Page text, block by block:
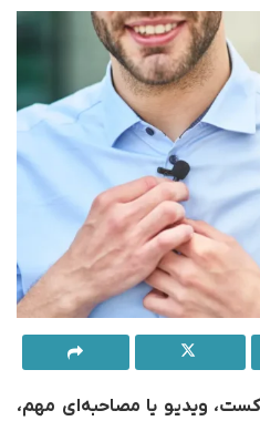
ویدیو یا مصاحبه‌ای مهم،